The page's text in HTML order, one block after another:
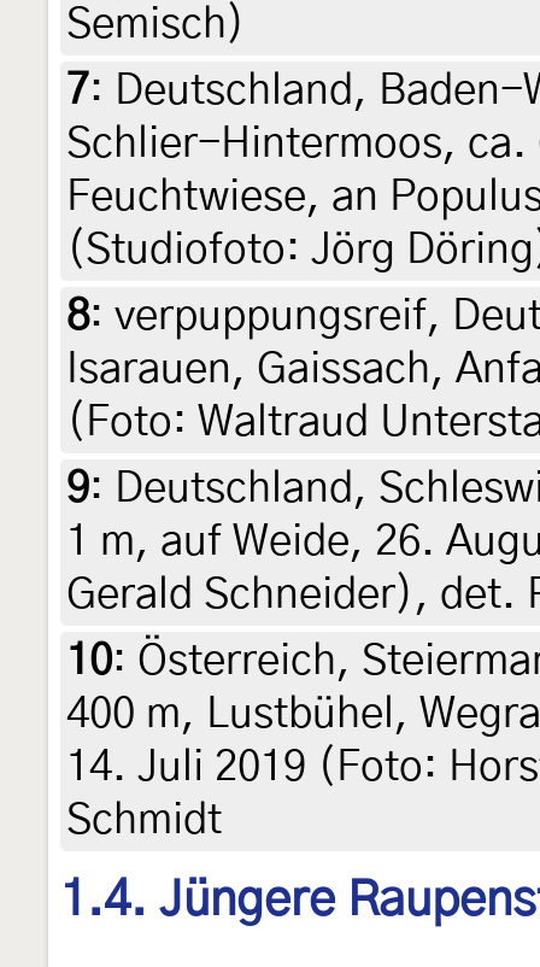
Semisch)
7: Deutschland, Baden-
Schlier-Hintermoos, ca.
Feuchtwiese, an
(Studiofoto: Jörg
8: verpuppungsreif,
Isarauen, Gaissach,
(Foto: Waltraud
9: Deutschland,
1 m, auf Weide, 26.
Gerald Schneider), det.
10: Österreich,
400 m, Lustbühel,
14. Juli 2019 (Foto:
Schmidt
1.4. Jüngere